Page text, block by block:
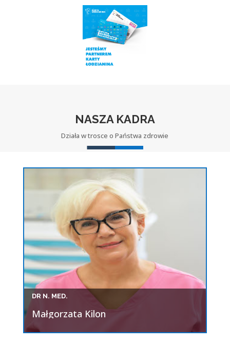
NASZA KADRA
Działa w trosce o Państwa zdrowie
DR N. MED.
Małgorzata Kilon